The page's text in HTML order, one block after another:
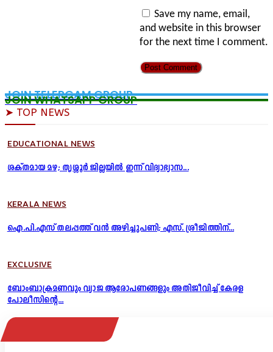
Save my name, email,
and website in this browser
for the next time I comment.
JOIN TELERGAM GROUP
JOIN WHATSAPP GROUP
➤ TOP NEWS
EDUCATIONAL NEWS
ശക്തമായ മഴ; തൃശ്ശൂർ ജില്ലയിൽ ഇന്ന് വിദ്യാഭ്യാസ...
KERALA NEWS
ഐ.പി.എസ് തലപ്പത്ത് വൻ അഴിച്ചുപണി; എസ്. ശ്രീജിത്തിന്...
EXCLUSIVE
ബോംബാക്രമണവും വ്യാജ ആരോപണങ്ങളും അതിജീവിച്ച് കേരള
പോലീസിന്റെ...